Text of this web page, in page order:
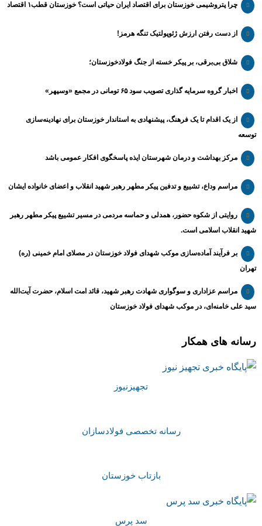
چرا پتروشیمی خوزستان برای اقتصاد ایران حیاتی است؟ خوزستان قطب۱ اقتصاد
از دست رفتن ارزش ژئوپولتیک تنگه هرمز!
شلاق‌ بی‌برقی، بر پیکر خسته‌ از جنگ فولادخوزستان؛
اخبار گروه سرمایه گذاری تصویب سود ۶۵ تومانی در مجمع «وسپهر»
از یک اقدام تا یک فرهنگ، پیشنهادی به استاندار خوزستان برای نهادینه‌سازی
توسعه
مرکز بهداشت و درمان شهرستان ایذه پاسخگوی افکار عمومی باشد
مراسم وداع، تشییع و تدفین پیکر مطهر رهبر شهید انقلاب و اعضای خانواده ایشان
روایتی از شکوه حضور، همدلی و حماسه مردمی در مسیر تشییع پیکر مطهر رهبر
شهید انقلاب اسلامی است.
بر فرآیند آماده‌سازی موکب شهدای فولاد خوزستان در مصلای امام خمینی (ره)
تهران
مراسم عزاداری و سوگواری شهادت رهبر شهید، قائد امت اسلام، حضرت آیت‌الله
سید علی خامنه‌ای، در موکب شهدای فولاد خوزستان
رسانه های همکار
تجهیزنیوز
رسانه تخصصی فولادسازان
بازتاب خوزستان
سد پرس